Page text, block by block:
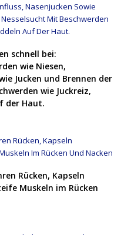
schnell bei:
wie Niesen,
Jucken und Brennen der
wie Juckreiz,
der Haut.
Rücken, Kapseln
Muskeln im Rücken